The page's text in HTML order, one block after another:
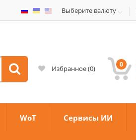
Выберите валюту
Избранное(0) 0
WoT Сервисы ИИ